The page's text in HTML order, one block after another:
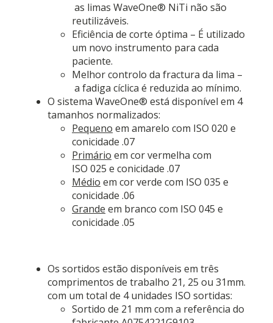
as limas WaveOne® NiTi não são
reutilizáveis.
Eficiência de corte óptima – É utilizado
um novo instrumento para cada
paciente.
Melhor controlo da fractura da lima –
a fadiga cíclica é reduzida ao mínimo.
O sistema WaveOne® está disponível em 4
tamanhos normalizados:
Pequeno em amarelo com ISO 020 e
conicidade .07
Primário em cor vermelha com
ISO 025 e conicidade .07
Médio em cor verde com ISO 035 e
conicidade .06
Grande em branco com ISO 045 e
conicidade .05
Os sortidos estão disponíveis em três
comprimentos de trabalho 21, 25 ou 31mm.
com um total de 4 unidades ISO sortidas:
Sortido de 21 mm com a referência do